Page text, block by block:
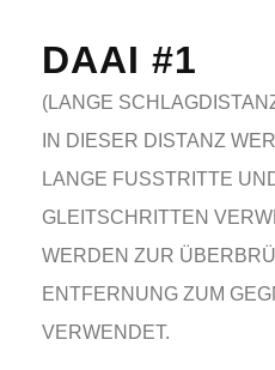
DAAI #1
(LANGE
IN DIESER DISTANZ
LANGE FUSSTRITTE
LEITSCHRITTEN
ERDEN ZUR
NTFERNUNG ZUM
ERWENDET.